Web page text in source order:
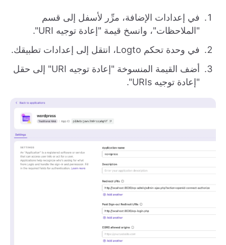
في إعدادات الإضافة، مرِّر لأسفل إلى قسم
"الملاحظات"، وانسخ قيمة "إعادة توجيه URI".
في وحدة تحكم Logto، انتقل إلى إعدادات تطبيقك.
أضف القيمة المنسوخة "إعادة توجيه URI" إلى حقل
"إعادة توجيه URIs".